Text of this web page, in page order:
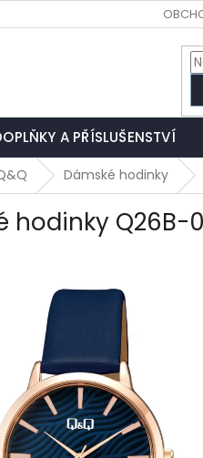
A PŘÍSLUŠENSTVÍ
Dámské hodinky
hodinky Q26B-